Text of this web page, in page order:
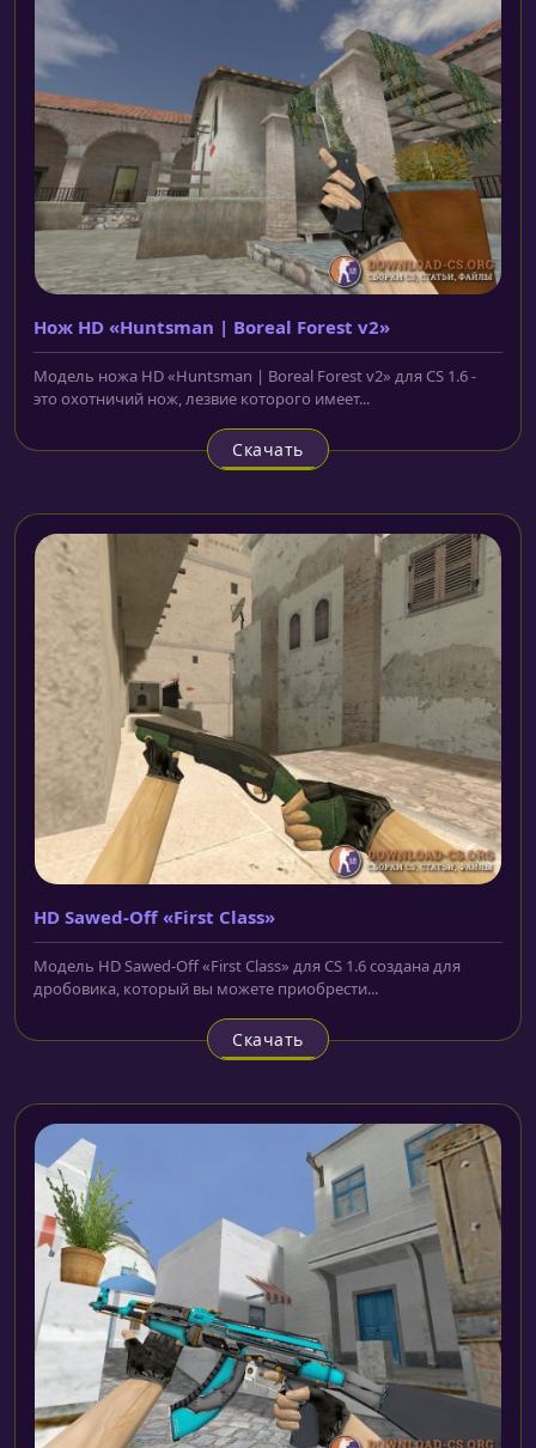
Нож HD «Huntsman | Boreal Forest v2»
Модель ножа HD «Huntsman | Boreal Forest v2» для CS 1.6 -
это охотничий нож, лезвие которого имеет...
Скачать
HD Sawed-Off «First Class»
Модель HD Sawed-Off «First Class» для CS 1.6 создана для
дробовика, который вы можете приобрести...
Скачать